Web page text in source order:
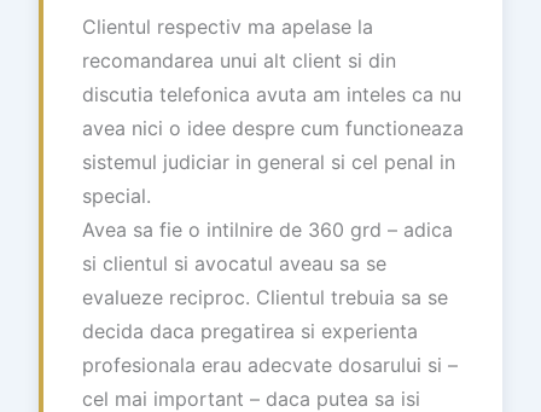
Clientul respectiv ma apelase la
recomandarea unui alt client si din
discutia telefonica avuta am inteles ca nu
avea nici o idee despre cum functioneaza
sistemul judiciar in general si cel penal in
special.
Avea sa fie o intilnire de 360 grd – adica
si clientul si avocatul aveau sa se
evalueze reciproc. Clientul trebuia sa se
decida daca pregatirea si experienta
profesionala erau adecvate dosarului si –
cel mai important – daca putea sa isi